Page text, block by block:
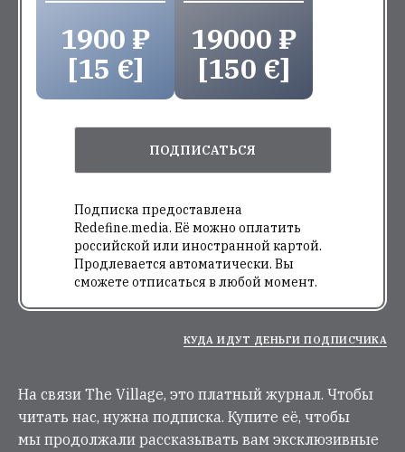
1900 ₽
[15 €]
19000 ₽
[150 €]
ПОДПИСАТЬСЯ
Подписка предоставлена
Redefine.media. Её можно оплатить
российской или иностранной картой.
Продлевается автоматически. Вы
сможете отписаться в любой момент.
КУДА ИДУТ ДЕНЬГИ ПОДПИСЧИКА
На связи The Village, это платный журнал. Чтобы
читать нас, нужна подписка. Купите её, чтобы
мы продолжали рассказывать вам эксклюзивные